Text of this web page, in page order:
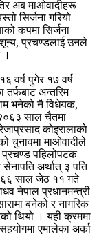
अब माओवादीहरू
सिर्जना गरियो–
कपमा सिर्जना
शून्य, प्रचण्डलाई उनले
।
वर्ष पुगेर १७ वर्ष
अन्तरिम
भनेको नै विधेयक,
साल चैतमा
कोइरालाको
चुनावमा माओवादीले
पहिलोपटक
सेनापति अर्थात् ३ पति
साल जेठ ११ गते
नेपाल प्रधानमन्त्री
बनेको र नागरिक
थियो । यही क्रममा
एमालेका अर्का